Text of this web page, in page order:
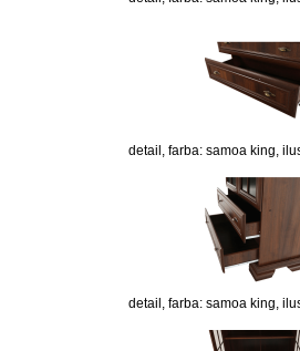
detail, farba: samoa king,
detail, farba: samoa king,